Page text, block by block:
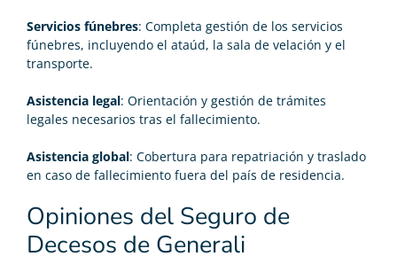
Servicios fúnebres: Completa gestión de los servicios
fúnebres, incluyendo el ataúd, la sala de velación y el
transporte.
Asistencia legal: Orientación y gestión de trámites
legales necesarios tras el fallecimiento.
Asistencia global: Cobertura para repatriación y traslado
en caso de fallecimiento fuera del país de residencia.
Opiniones del Seguro de
Decesos de Generali